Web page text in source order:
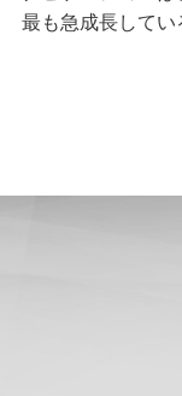
最も急成長してい